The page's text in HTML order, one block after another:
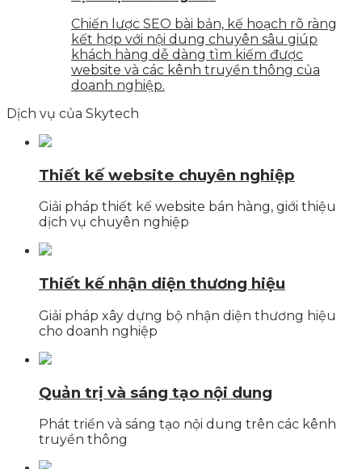
Chiến lược SEO bài bản, kế hoạch rõ ràng
kết hợp với nội dung chuyên sâu giúp
khách hàng dễ dàng tìm kiếm được
website và các kênh truyền thông của
doanh nghiệp.
Dịch vụ của Skytech
Thiết kế website chuyên nghiệp
Giải pháp thiết kế website bán hàng, giới thiệu
dịch vụ chuyên nghiệp
Thiết kế nhận diện thương hiệu
Giải pháp xây dựng bộ nhận diện thương hiệu
cho doanh nghiệp
Quản trị và sáng tạo nội dung
Phát triển và sáng tạo nội dung trên các kênh
truyền thông